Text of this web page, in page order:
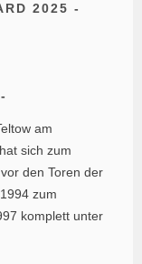
2025
am
sich zum
den Toren der
zum
komplett unter